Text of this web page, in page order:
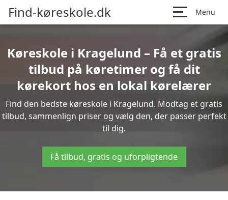
Find-køreskole.dk Menu
Køreskole i Kragelund – Få et gratis
tilbud på køretimer og få dit
kørekort hos en lokal kørelærer
Find den bedste køreskole i Kragelund. Modtag et gratis
tilbud, sammenlign priser og vælg den, der passer perfekt
til dig.
Få tilbud, gratis og uforpligtende